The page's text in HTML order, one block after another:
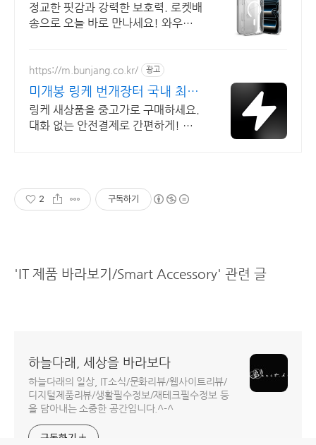
정교한 핏감과 강력한 보호력. 로켓배
송으로 오늘 바로 만나세요! 와우회
https://m.bunjang.co.kr/ 광고
미개봉 링케 번개장터 국내 최대
브랜드 중고거래
링케 새상품을 중고가로 구매하세요.
대화 없는 안전결제로 간편하게! 전
2 구독하기
'IT 제품 바라보기/Smart Accessory' 관련 글
하늘다래, 세상을 바라보다
하늘다래의 일상, IT소식/문화리뷰/웹사이트리뷰/
디지털제품리뷰/생활필수정보/재테크필수정보 등
을 담아내는 소중한 공간입니다.^-^
구독하기